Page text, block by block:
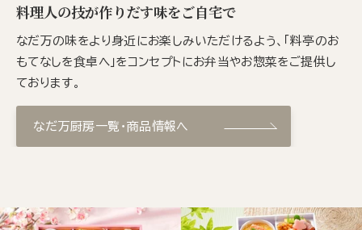
料理人の技が作りだす味をご自宅で
なだ万の味をより身近にお楽しみいただけるよう、「料亭のお
もてなしを食卓へ」をコンセプトにお弁当やお惣菜をご提供し
ております。
なだ万厨房一覧・商品情報へ